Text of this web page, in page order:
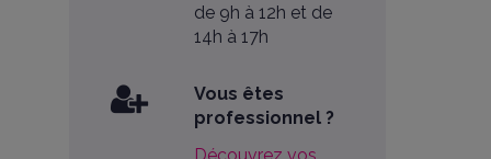
de 9h à 12h et de
14h à 17h
Vous êtes
professionnel ?